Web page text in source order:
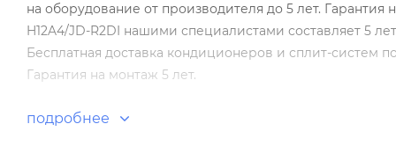
на оборудование от производителя до 5 лет.
H12A4/JD-R2DI нашими специалистами составляет 5
Бесплатная доставка кондиционеров и сплит-
Гарантия на монтаж 5 лет.
подробнее